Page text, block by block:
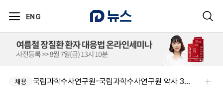
ENG
채용
채용 국립과학수사연구원-국립과학수사연구원 약사 3명 채용